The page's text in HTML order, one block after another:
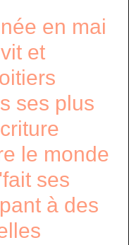
en mai
et
ses plus
le monde
ses
à des